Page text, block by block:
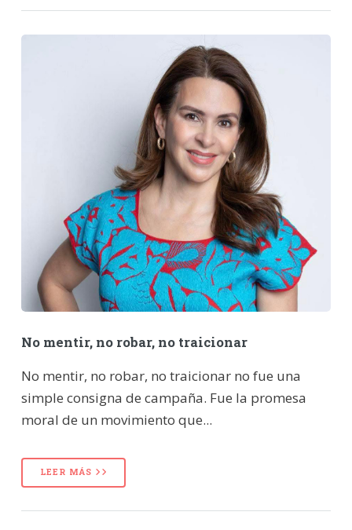
No mentir, no robar, no traicionar
No mentir, no robar, no traicionar no fue una
simple consigna de campaña. Fue la promesa
moral de un movimiento que...
LEER MÁS